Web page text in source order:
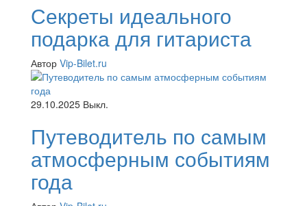
Секреты идеального
подарка для гитариста
Автор Vip-Bilet.ru
29.10.2025 Выкл.
Путеводитель по самым
атмосферным событиям
года